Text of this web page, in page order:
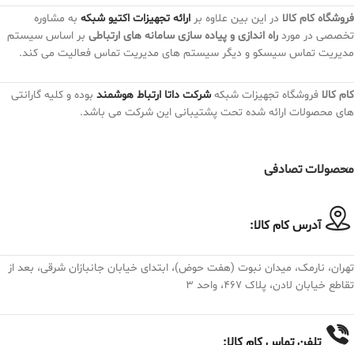
فروشگاه کام کالا در این بین علاوه بر ارائه تجهیزات اکتیو شبکه به مشاوره
تخصصی در مورد راه اندازی و پیاده سازی سامانه های ارتباطی بر اساس سیستم
مدیریت تماس سیسکو و دیگر سیستم های مدیریت تماس فعالیت می کند.
کام کالا فروشگاه تجهیزات شبکه شرکت داتا ارتباط هوشمند بوده و کلیه گارانتی
های محصولات ارائه شده تحت پشتیبانی این شرکت می باشد.
محصولات تصادفی
آدرس کام کالا:
تهران، نارمک، میدان نبوت (هفت حوض)، ابتدای خیابان جانبازان شرقی، بعد از
تقاطع خیابان لادن، پلاک ۴۶۷، واحد ۳